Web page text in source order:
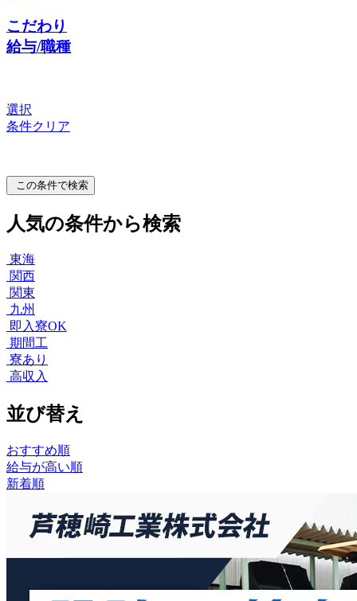
こだわり
給与/職種
選択
条件クリア
この条件で検索
人気の条件から検索
東海
関西
関東
九州
即入寮OK
期間工
寮あり
高収入
並び替え
おすすめ順
給与が高い順
新着順